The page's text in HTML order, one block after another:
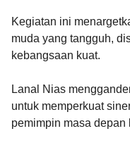
Kegiatan ini
muda yang tangguh,
kebangsaan kuat.
Lanal Nias
untuk memperkuat
pemimpin masa depan